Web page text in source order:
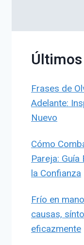
Frases de
Adelante:
Nuevo
Cómo
Pareja:
la Confianza
Frío en
causas,
eficazmente